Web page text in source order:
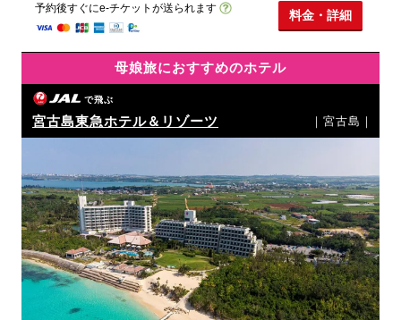
予約後すぐにe-チケットが送られます
料金・詳細
母娘旅におすすめのホテル
で飛ぶ
宮古島東急ホテル＆リゾーツ ｜宮古島｜